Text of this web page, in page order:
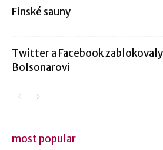
Finské sauny
Twitter a Facebook
Bolsonarovi
most popular